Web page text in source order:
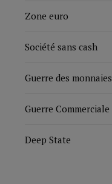
Zone euro
Société sans cash
Guerre des monnaies
Guerre Commerciale
Deep State